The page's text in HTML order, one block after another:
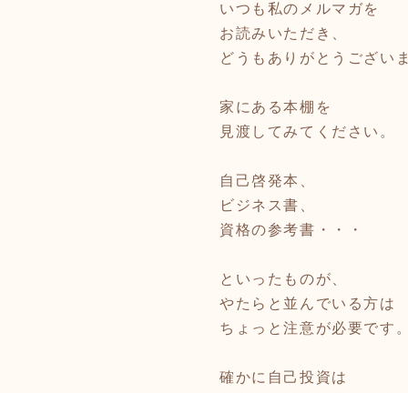
いつも私のメルマガを
お読みいただき、
どうもありがとうござい
家にある本棚を
見渡してみてください。
自己啓発本、
ビジネス書、
資格の参考書・・・
といったものが、
やたらと並んでいる方は
ちょっと注意が必要です。
確かに自己投資は